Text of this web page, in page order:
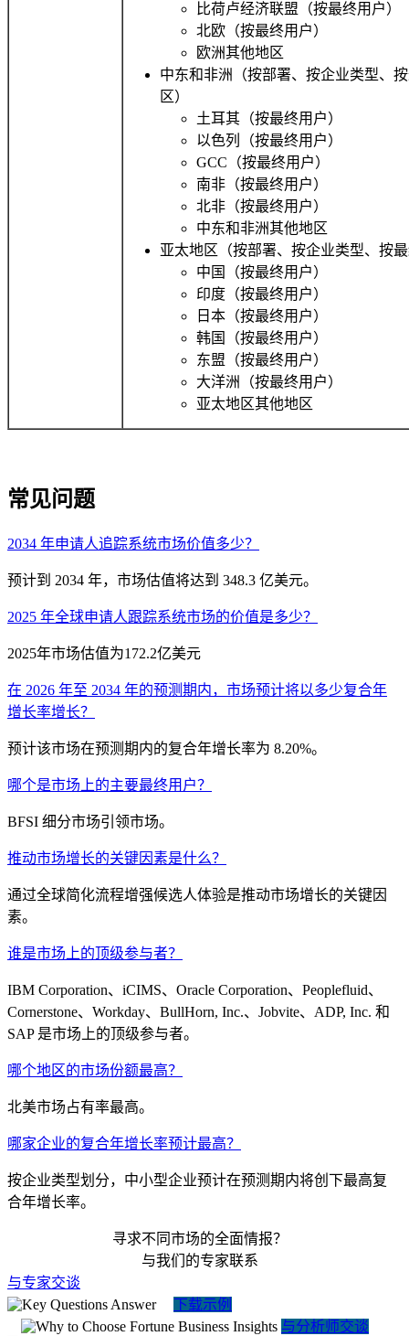
比荷卢经济联盟（按最终用户）
北欧（按最终用户）
欧洲其他地区
中东和非洲（按部署、按企业类型、
区）
土耳其（按最终用户）
以色列（按最终用户）
GCC（按最终用户）
南非（按最终用户）
北非（按最终用户）
中东和非洲其他地区
亚太地区（按部署、按企业类型、按
中国（按最终用户）
印度（按最终用户）
日本（按最终用户）
韩国（按最终用户）
东盟（按最终用户）
大洋洲（按最终用户）
亚太地区其他地区
常见问题
2034 年申请人追踪系统市场价值多少？
预计到 2034 年，市场估值将达到 348.3 亿美元。
2025 年全球申请人跟踪系统市场的价值是多少？
2025年市场估值为172.2亿美元
在 2026 年至 2034 年的预测期内，市场预计将以多少复合年
增长率增长？
预计该市场在预测期内的复合年增长率为 8.20%。
哪个是市场上的主要最终用户？
BFSI 细分市场引领市场。
推动市场增长的关键因素是什么？
通过全球简化流程增强候选人体验是推动市场增长的关键因
素。
谁是市场上的顶级参与者？
IBM Corporation、iCIMS、Oracle Corporation、Peoplefluid、
Cornerstone、Workday、BullHorn, Inc.、Jobvite、ADP, Inc. 和
SAP 是市场上的顶级参与者。
哪个地区的市场份额最高？
北美市场占有率最高。
哪家企业的复合年增长率预计最高？
按企业类型划分，中小型企业预计在预测期内将创下最高复
合年增长率。
寻求不同市场的全面情报？
与我们的专家联系
与专家交谈
下载示例
与分析师交谈